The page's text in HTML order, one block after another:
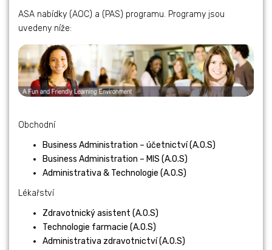
ASA nabídky (AOC) a (PAS) programu. Programy jsou
uvedeny níže:
Obchodní
Business Administration – účetnictví (A.O.S)
Business Administration – MIS (A.O.S)
Administrativa & Technologie (A.O.S)
Lékařství
Zdravotnický asistent (A.O.S)
Technologie farmacie (A.O.S)
Administrativa zdravotnictví (A.O.S)